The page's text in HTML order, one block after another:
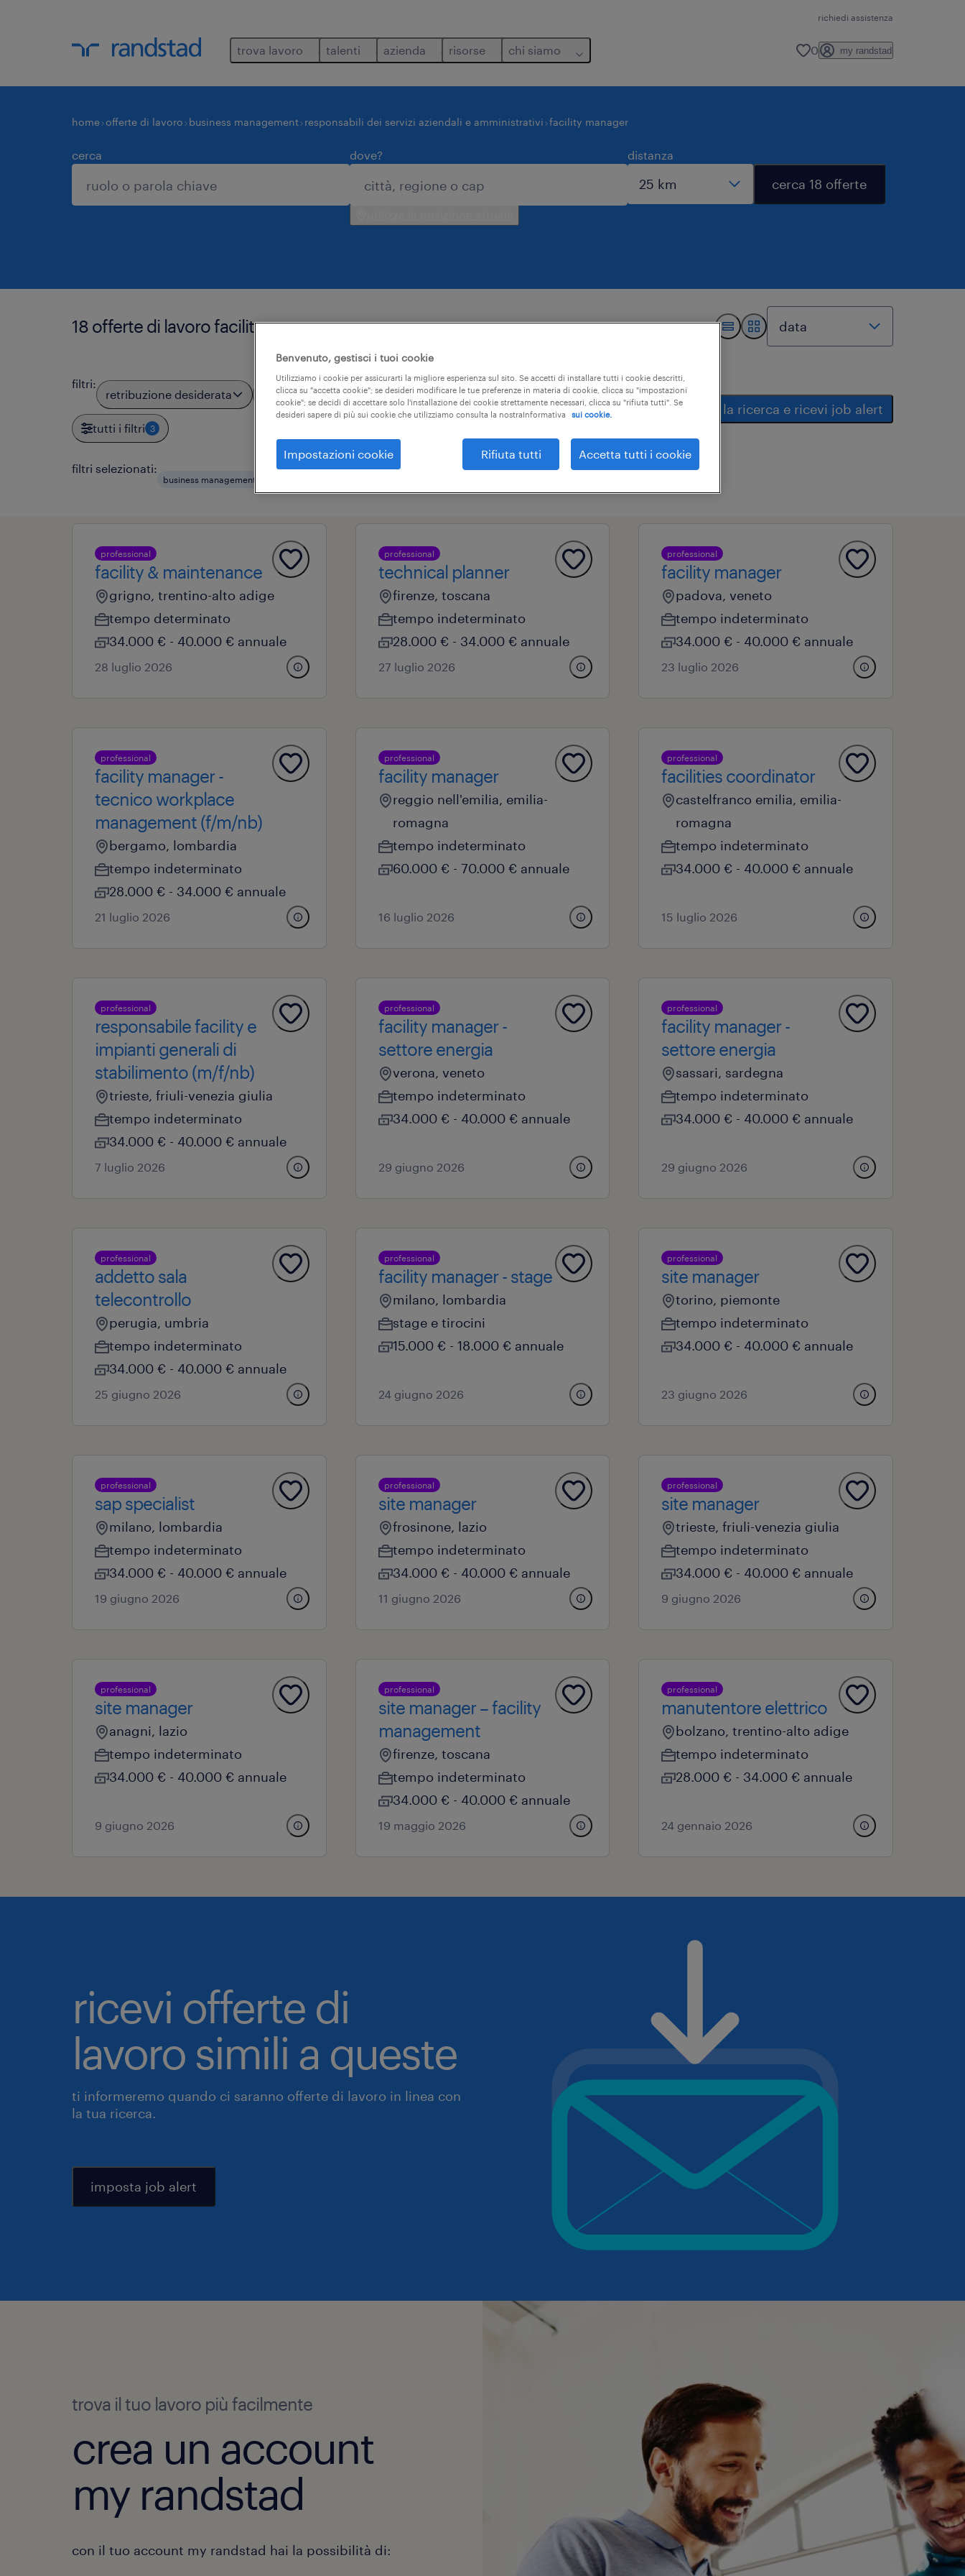
richiedi assistenza
trova lavoro talenti azienda risorse chi siamo 0 my randstad
home offerte di lavoro business management responsabili dei servizi aziendali e amministrativi facility manager
cerca dove? distanza
cerca 18 offerte
18 offerte di lavoro facility manager
filtri:
retribuzione desiderata località tipi di contratto 3 campo professionale
tutti i filtri 3
salva la ricerca e ricevi job alert
filtri selezionati:
business management
professional
facility & maintenance
grigno, trentino-alto adige
tempo determinato
34.000 € - 40.000 € annuale
28 luglio 2026
professional
technical planner
firenze, toscana
tempo indeterminato
28.000 € - 34.000 € annuale
27 luglio 2026
professional
facility manager
padova, veneto
tempo indeterminato
34.000 € - 40.000 € annuale
23 luglio 2026
professional
facility manager -
tecnico workplace
management (f/m/nb)
bergamo, lombardia
tempo indeterminato
28.000 € - 34.000 € annuale
21 luglio 2026
professional
facility manager
reggio nell'emilia, emilia-
romagna
tempo indeterminato
60.000 € - 70.000 € annuale
16 luglio 2026
professional
facilities coordinator
castelfranco emilia, emilia-
romagna
tempo indeterminato
34.000 € - 40.000 € annuale
15 luglio 2026
professional
responsabile facility e
impianti generali di
stabilimento (m/f/nb)
trieste, friuli-venezia giulia
tempo indeterminato
34.000 € - 40.000 € annuale
7 luglio 2026
professional
facility manager -
settore energia
verona, veneto
tempo indeterminato
34.000 € - 40.000 € annuale
29 giugno 2026
professional
facility manager -
settore energia
sassari, sardegna
tempo indeterminato
34.000 € - 40.000 € annuale
29 giugno 2026
professional
addetto sala
telecontrollo
perugia, umbria
tempo indeterminato
34.000 € - 40.000 € annuale
25 giugno 2026
professional
facility manager - stage
milano, lombardia
stage e tirocini
15.000 € - 18.000 € annuale
24 giugno 2026
professional
site manager
torino, piemonte
tempo indeterminato
34.000 € - 40.000 € annuale
23 giugno 2026
professional
sap specialist
milano, lombardia
tempo indeterminato
34.000 € - 40.000 € annuale
19 giugno 2026
professional
site manager
frosinone, lazio
tempo indeterminato
34.000 € - 40.000 € annuale
11 giugno 2026
professional
site manager
trieste, friuli-venezia giulia
tempo indeterminato
34.000 € - 40.000 € annuale
9 giugno 2026
professional
site manager
anagni, lazio
tempo indeterminato
34.000 € - 40.000 € annuale
9 giugno 2026
professional
site manager – facility
management
firenze, toscana
tempo indeterminato
34.000 € - 40.000 € annuale
19 maggio 2026
professional
manutentore elettrico
bolzano, trentino-alto adige
tempo indeterminato
28.000 € - 34.000 € annuale
24 gennaio 2026
ricevi offerte di
lavoro simili a queste
ti informeremo quando ci saranno offerte di lavoro in linea con
la tua ricerca.
imposta job alert
trova il tuo lavoro più facilmente
crea un account
my randstad
con il tuo account my randstad hai la possibilità di:
Benvenuto, gestisci i tuoi cookie
Utilizziamo i cookie per assicurarti la migliore esperienza sul sito. Se accetti di installare tutti i cookie descritti,
clicca su "accetta cookie"; se desideri modificare le tue preferenze in materia di cookie, clicca su "impostazioni
cookie"; se decidi di accettare solo l'installazione dei cookie strettamente necessari, clicca su "rifiuta tutti". Se
desideri sapere di più sui cookie che utilizziamo consulta la nostraInformativa
sui cookie.
Impostazioni cookie Rifiuta tutti Accetta tutti i cookie